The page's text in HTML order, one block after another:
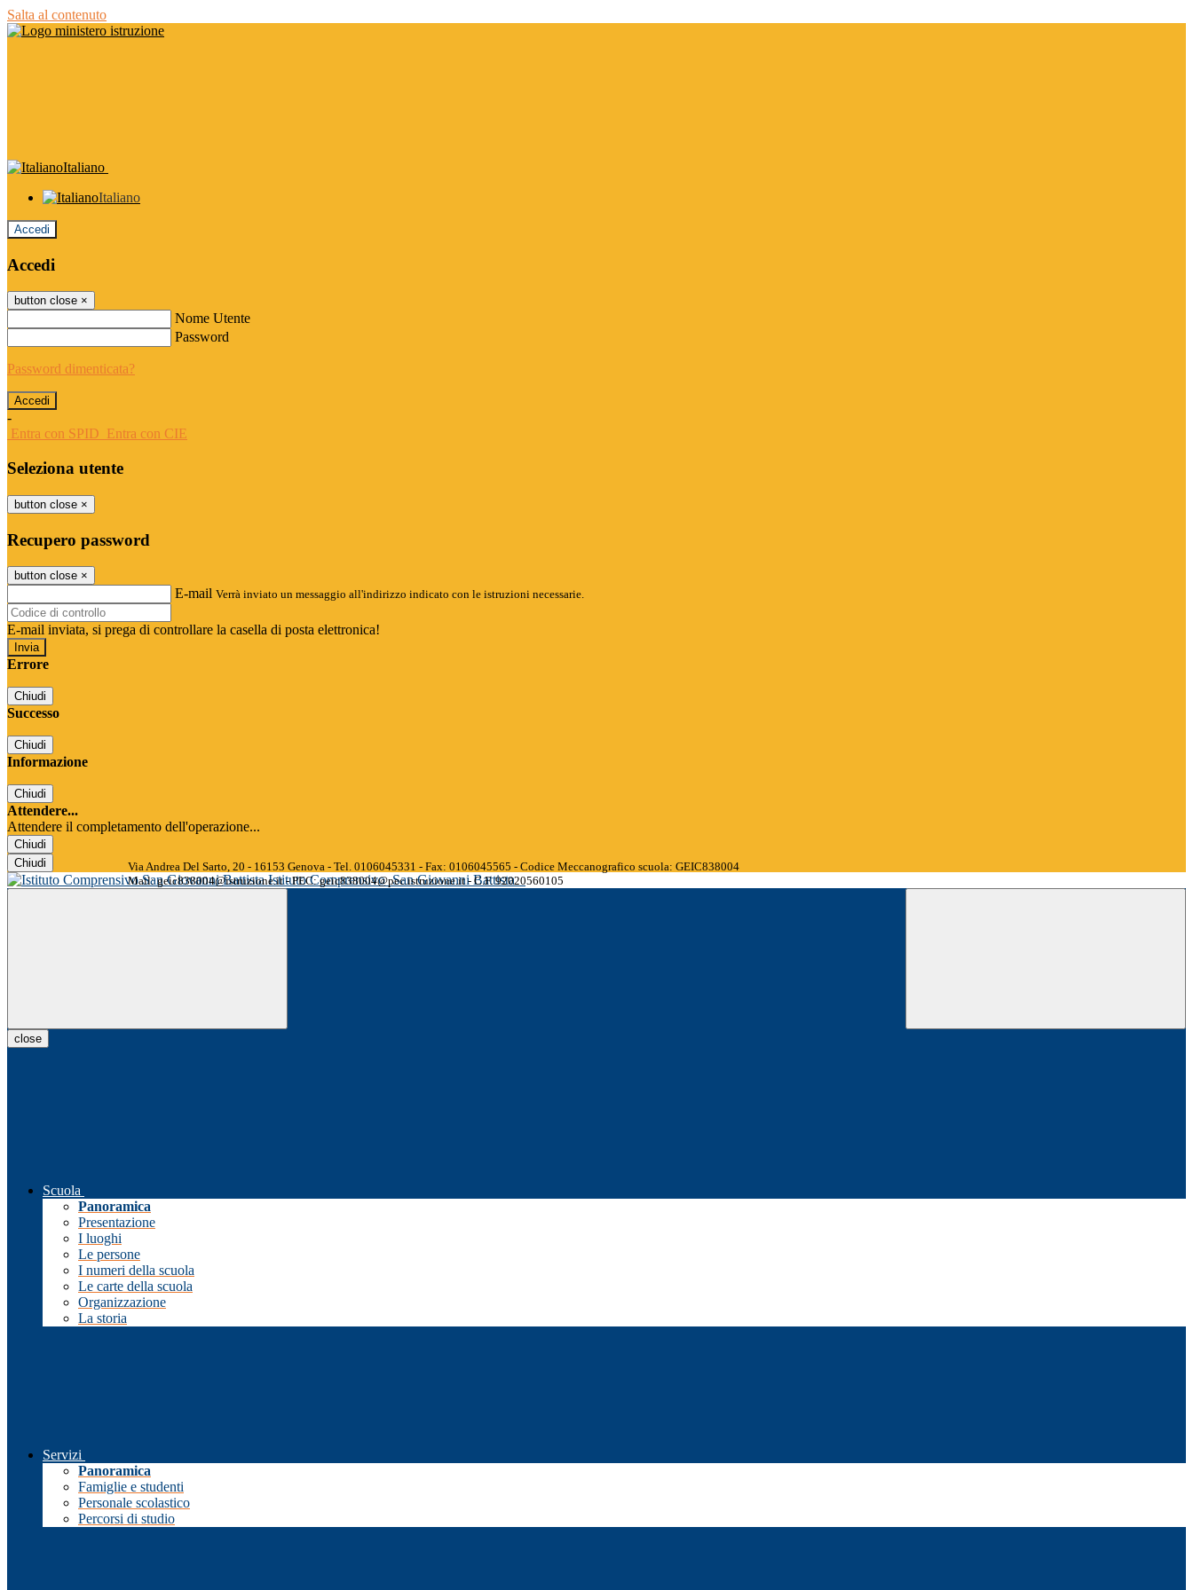
Salta al contenuto
Italiano
Italiano
Accedi
Accedi
button close ×
Nome Utente
Password
Password dimenticata?
-
Entra con SPID Entra con CIE
Seleziona utente
button close ×
Recupero password
button close ×
E-mail Verrà inviato un messaggio all'indirizzo indicato con le istruzioni necessarie.
E-mail inviata, si prega di controllare la casella di posta elettronica!
Errore
Chiudi
Successo
Chiudi
Informazione
Chiudi
Attendere...
Attendere il completamento dell'operazione...
Chiudi
Chiudi
Istituto Comprensivo San Giovanni Battista
Via Andrea Del Sarto, 20 - 16153 Genova - Tel. 0106045331 - Fax: 0106045565 - Codice Meccanografico scuola: GEIC838004
Mail: geic838004@istruzione.it - PEC: geic838004@pec.istruzione.it - C.F. 92020560105
close
Scuola
Panoramica
Presentazione
I luoghi
Le persone
I numeri della scuola
Le carte della scuola
Organizzazione
La storia
Servizi
Panoramica
Famiglie e studenti
Personale scolastico
Percorsi di studio